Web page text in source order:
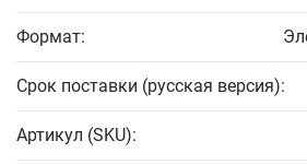
Формат:
Срок поставки (русская версия):
Артикул (SKU):